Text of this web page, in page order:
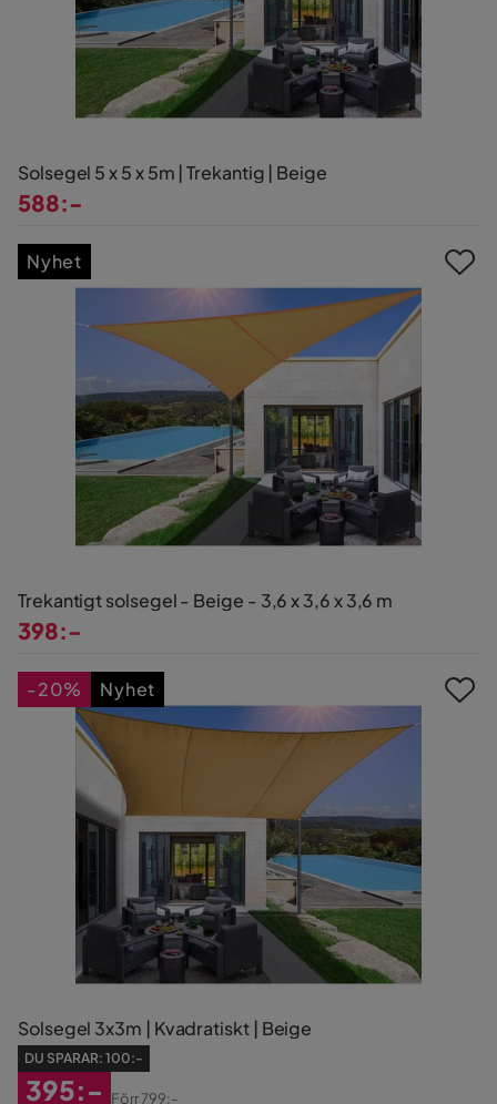
Solsegel 5 x 5 x 5m | Trekantig | Beige
588:-
Trekantigt solsegel - Beige - 3,6 x 3,6 x 3,6 m
398:-
Nyhet
Solsegel 3x3m | Kvadratiskt | Beige
DU SPARAR: 100:-
395:-
Förr799:-
-20% Nyhet